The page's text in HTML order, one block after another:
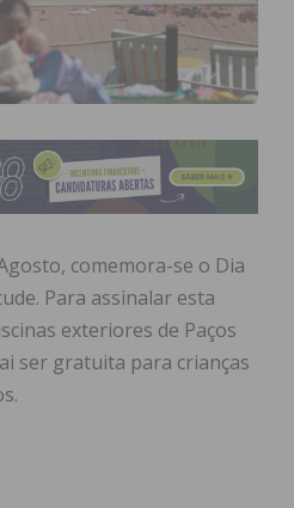
comemora-se o Dia
Para assinalar esta
exteriores de Paços
ser gratuita para crianças